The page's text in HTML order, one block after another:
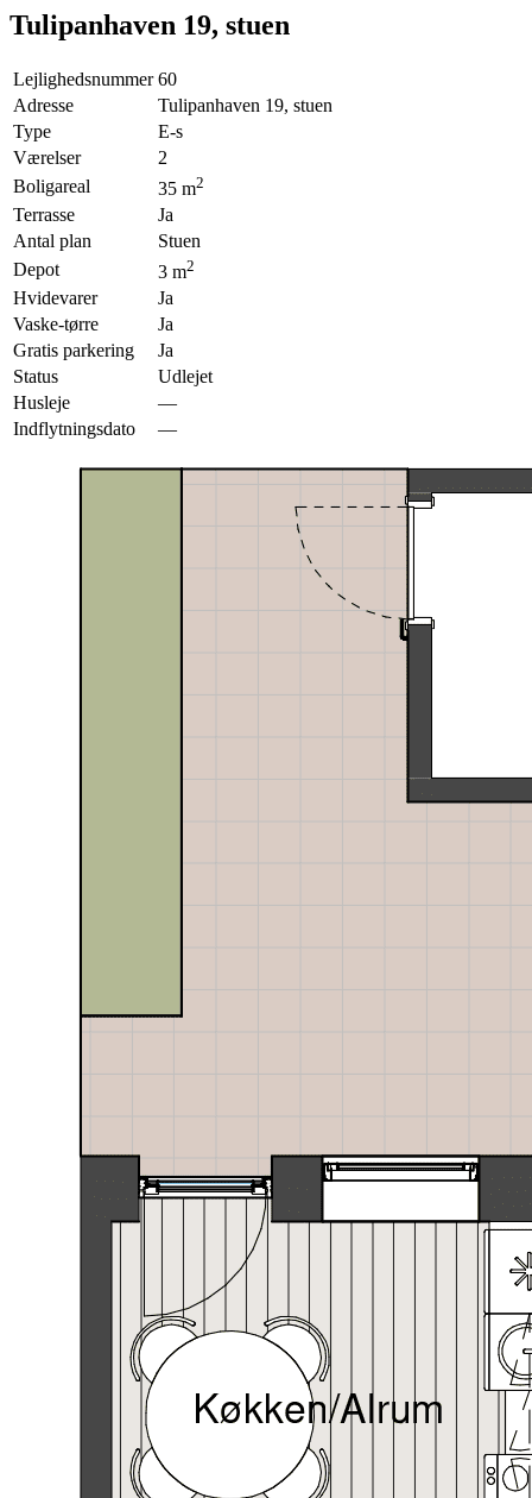
Tulipanhaven 19, stuen
Lejlighedsnummer 60
Adresse
Tulipanhaven 19, stuen
Type
E-s
Værelser
2
Boligareal
35 m2
Terrasse
Ja
Antal plan
Stuen
Depot
3 m2
Hvidevarer
Ja
Vaske-tørre
Ja
Gratis parkering
Ja
Status
Udlejet
Husleje
—
Indflytningsdato
—